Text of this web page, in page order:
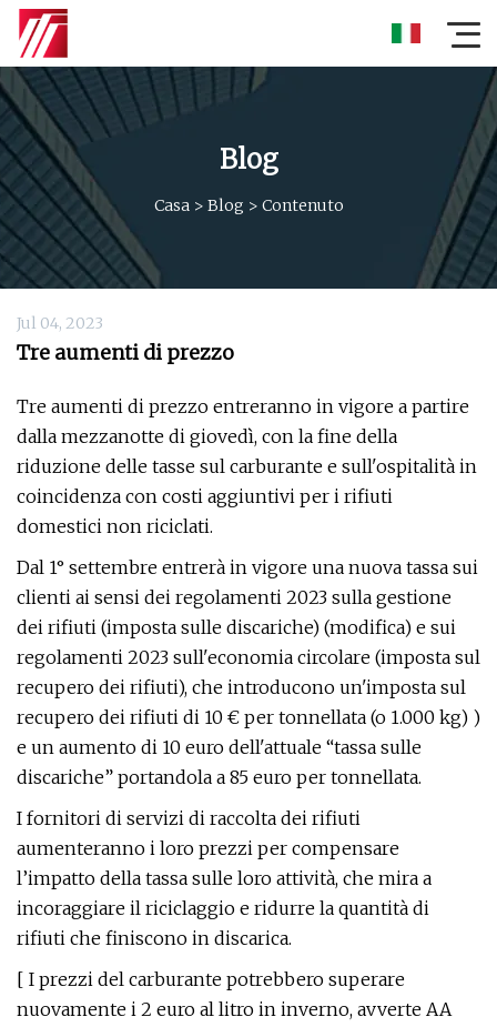
Blog
Casa > Blog > Contenuto
Jul 04, 2023
Tre aumenti di prezzo
Tre aumenti di prezzo entreranno in vigore a partire
dalla mezzanotte di giovedì, con la fine della
riduzione delle tasse sul carburante e sull'ospitalità in
coincidenza con costi aggiuntivi per i rifiuti
domestici non riciclati.
Dal 1° settembre entrerà in vigore una nuova tassa sui
clienti ai sensi dei regolamenti 2023 sulla gestione
dei rifiuti (imposta sulle discariche) (modifica) e sui
regolamenti 2023 sull'economia circolare (imposta sul
recupero dei rifiuti), che introducono un'imposta sul
recupero dei rifiuti di 10 € per tonnellata (o 1.000 kg) )
e un aumento di 10 euro dell'attuale “tassa sulle
discariche” portandola a 85 euro per tonnellata.
I fornitori di servizi di raccolta dei rifiuti
aumenteranno i loro prezzi per compensare
l’impatto della tassa sulle loro attività, che mira a
incoraggiare il riciclaggio e ridurre la quantità di
rifiuti che finiscono in discarica.
[ I prezzi del carburante potrebbero superare
nuovamente i 2 euro al litro in inverno, avverte AA